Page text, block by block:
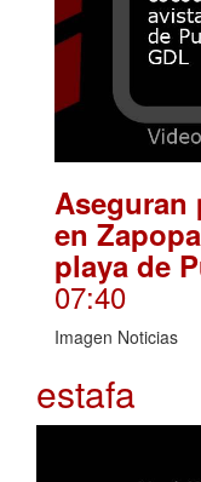
Aseguran
en
playa de
07:40
Imagen Noticias
estafa